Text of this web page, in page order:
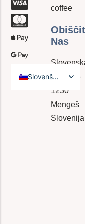
Slovenščina
coffee
Nas
cesta 36
1230
Mengeš
Slovenija